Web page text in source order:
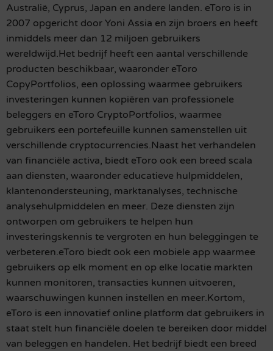
Australië, Cyprus, Japan en andere landen. eToro is in
2007 opgericht door Yoni Assia en zijn broers en heeft
inmiddels meer dan 12 miljoen gebruikers
wereldwijd.Het bedrijf heeft een aantal verschillende
producten beschikbaar, waaronder eToro
CopyPortfolios, een oplossing waarmee gebruikers
investeringen kunnen kopiëren van professionele
beleggers en eToro CryptoPortfolios, waarmee
gebruikers een portefeuille kunnen samenstellen uit
verschillende cryptocurrencies.Naast het verhandelen
van financiële activa, biedt eToro ook een breed scala
aan diensten, waaronder educatieve hulpmiddelen,
klantenondersteuning, marktanalyses, technische
analysehulpmiddelen en meer. Deze diensten zijn
ontworpen om gebruikers te helpen hun
investeringskennis te vergroten en hun beleggingen te
verbeteren.eToro biedt ook een mobiele app waarmee
gebruikers op elk moment en op elke locatie markten
kunnen monitoren, transacties kunnen uitvoeren,
waarschuwingen kunnen instellen en meer.Kortom,
eToro is een innovatief online platform dat gebruikers in
staat stelt hun financiële doelen te bereiken door middel
van beleggen en handelen. Het bedrijf biedt een breed